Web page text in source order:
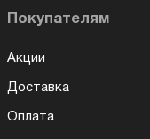
Покупателям
Акции
Доставка
Оплата